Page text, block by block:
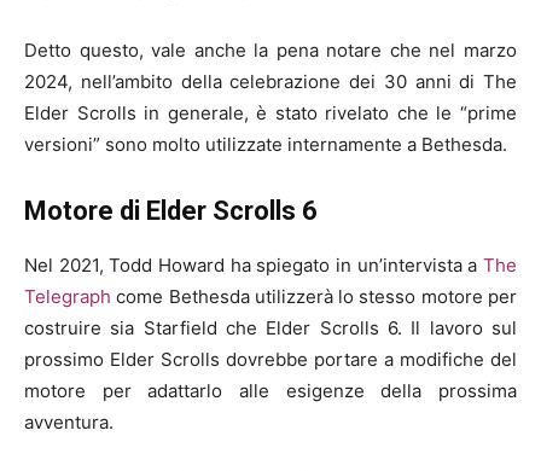
Detto questo, vale anche la pena notare che nel marzo
2024, nell’ambito della celebrazione dei 30 anni di The
Elder Scrolls in generale, è stato rivelato che le “prime
versioni” sono molto utilizzate internamente a Bethesda.
Motore di Elder Scrolls 6
Nel 2021, Todd Howard ha spiegato in un’intervista a The
Telegraph come Bethesda utilizzerà lo stesso motore per
costruire sia Starfield che Elder Scrolls 6. Il lavoro sul
prossimo Elder Scrolls dovrebbe portare a modifiche del
motore per adattarlo alle esigenze della prossima
avventura.